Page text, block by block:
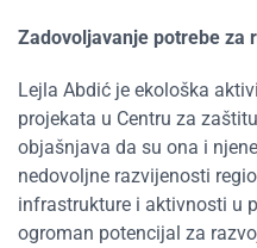
Zadovoljavanje potrebe za
Lejla Abdić je ekološka
projekata u Centru za
objašnjava da su ona i
nedovoljne razvijenosti
infrastrukture i aktivnosti u
ogroman potencijal za